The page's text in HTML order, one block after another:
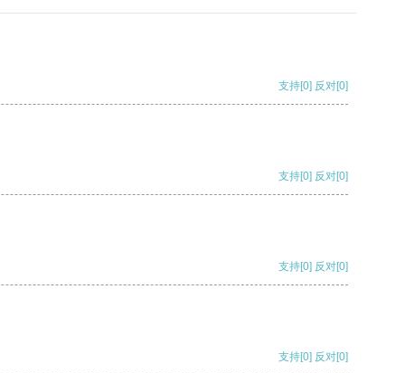
支持[0] 反对[0]
支持[0] 反对[0]
支持[0] 反对[0]
支持[0] 反对[0]